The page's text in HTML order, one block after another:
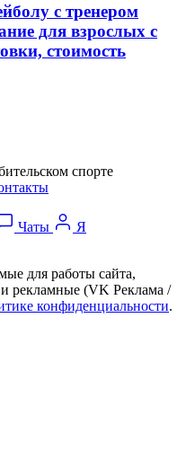
с тренером
для взрослых с
стоимость
спорте
Чаты
Я
для работы сайта,
рекламные (VK Реклама /
конфиденциальности.